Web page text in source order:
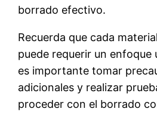
borrado efectivo.
Recuerda que cada
puede requerir un enfoque
es importante tomar
adicionales y realizar
proceder con el borrado